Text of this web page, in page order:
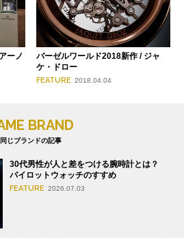
ーノ
バーゼルワールド2018新作 / ジャ
ケ・ドロー
FEATURE 2018.04.04
BRAND
同じブランドの記事
30代男性が人と差をつける腕時計とは？
パイロットウォッチのすすめ
FEATURE 2026.07.03